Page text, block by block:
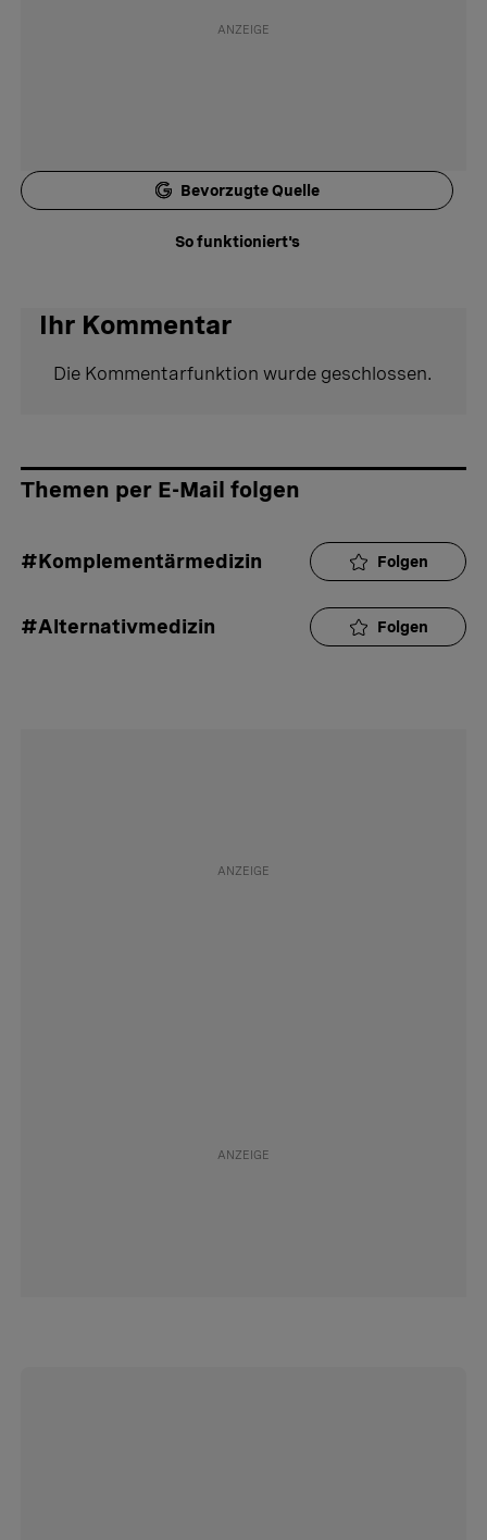
Bevorzugte Quelle
So funktioniert's
Ihr Kommentar
Die Kommentarfunktion wurde geschlossen.
Themen per E-Mail folgen
#Komplementärmedizin Folgen
#Alternativmedizin Folgen